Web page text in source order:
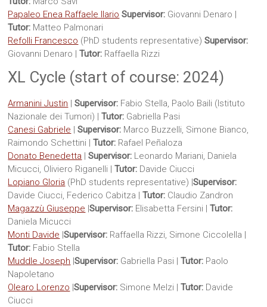
Papaleo Enea Raffaele Ilario Supervisor: Giovanni Denaro |
Tutor: Matteo Palmonari
Refolli Francesco (PhD students representative)Supervisor:
Giovanni Denaro |Tutor: Raffaella Rizzi
XL Cycle (start of course: 2024)
Armanini Justin |Supervisor: Fabio Stella, Paolo Baili (Istituto
Nazionale dei Tumori) |Tutor: Gabriella Pasi
Canesi Gabriele |Supervisor: Marco Buzzelli, Simone Bianco,
Raimondo Schettini |Tutor: Rafael Peñaloza
Donato Benedetta |Supervisor: Leonardo Mariani, Daniela
Micucci, Oliviero Riganelli |Tutor: Davide Ciucci
Lopiano Gloria (PhD students representative) |Supervisor:
Davide Ciucci, Federico Cabitza |Tutor: Claudio Zandron
Magazzù Giuseppe |Supervisor: Elisabetta Fersini |Tutor:
Daniela Micucci
Monti Davide |Supervisor: Raffaella Rizzi, Simone Ciccolella |
Tutor: Fabio Stella
Muddle Joseph |Supervisor: Gabriella Pasi |Tutor: Paolo
Napoletano
Olearo Lorenzo |Supervisor: Simone Melzi |Tutor: Davide
Ciucci